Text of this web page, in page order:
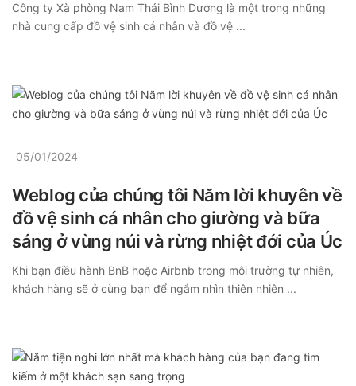
Công ty Xà phòng Nam Thái Bình Dương là một trong những
nhà cung cấp đồ vệ sinh cá nhân và đồ vệ ...
05/01/2024
Weblog của chúng tôi Năm lời khuyên về
đồ vệ sinh cá nhân cho giường và bữa
sáng ở vùng núi và rừng nhiệt đới của Úc
Khi bạn điều hành BnB hoặc Airbnb trong môi trường tự nhiên,
khách hàng sẽ ở cùng bạn để ngắm nhìn thiên nhiên ...